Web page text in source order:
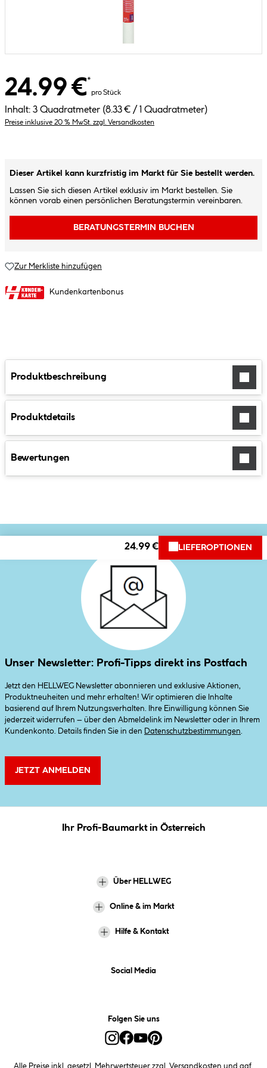
24.99 €*
pro Stück
Inhalt: 3 Quadratmeter (8.33 € / 1 Quadratmeter)
Preise inklusive 20 % MwSt. zzgl. Versandkosten
Dieser Artikel kann kurzfristig im Markt für Sie bestellt werden.
Lassen Sie sich diesen Artikel exklusiv im Markt bestellen. Sie
können vorab einen persönlichen Beratungstermin vereinbaren.
BERATUNGSTERMIN BUCHEN
Zur Merkliste hinzufügen
Kundenkartenbonus
Produktbeschreibung
Produktdetails
Bewertungen
24.99 € LIEFEROPTIONEN
Unser Newsletter: Profi-Tipps direkt ins Postfach
Jetzt den HELLWEG Newsletter abonnieren und exklusive Aktionen,
Produktneuheiten und mehr erhalten! Wir optimieren die Inhalte
basierend auf Ihrem Nutzungsverhalten. Ihre Einwilligung können Sie
jederzeit widerrufen – über den Abmeldelink im Newsletter oder in Ihrem
Kundenkonto. Details finden Sie in den
Datenschutzbestimmungen
JETZT ANMELDEN
Ihr Profi-Baumarkt in Österreich
Über HELLWEG
Online & im Markt
Hilfe & Kontakt
Social Media
Folgen Sie uns
Alle Preise inkl. gesetzl. Mehrwertsteuer zzgl. Versandkosten und ggf.